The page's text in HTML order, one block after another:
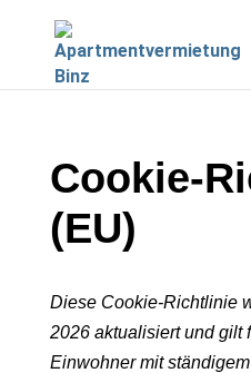
Cookie-
(EU)
Diese Cookie-Richtlinie
2026 aktualisiert und gilt
Einwohner mit